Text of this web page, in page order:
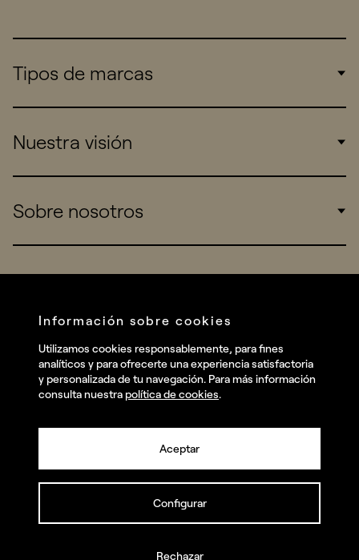
Tipos de marcas
Consumers
Startups
Nuestra visión
Work
Sobre nosotros
Talent
Contact
Instagram
Facebook
© summa.es Todos los derechos reservados.
Información sobre cookies
Utilizamos cookies responsablemente, para fines
analíticos y para ofrecerte una experiencia satisfactoria
y personalizada de tu navegación. Para más información
consulta nuestra política de cookies.
Aceptar
Configurar
Rechazar